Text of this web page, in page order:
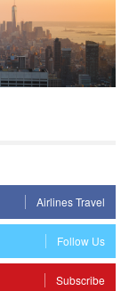
Airlines Travel
Follow Us
Subscribe